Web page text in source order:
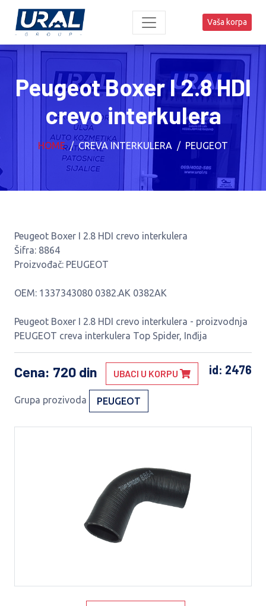
Vaša korpa
Peugeot Boxer I 2.8 HDI
crevo interkulera
HOME CREVA INTERKULERA PEUGEOT
Peugeot Boxer I 2.8 HDI crevo interkulera
Šifra: 8864
Proizvođač: PEUGEOT
OEM: 1337343080 0382.AK 0382AK
Peugeot Boxer I 2.8 HDI crevo interkulera - proizvodnja
PEUGEOT creva interkulera Top Spider, Inđija
Cena: 720 din id: 2476
UBACI U KORPU
Grupa prozivoda PEUGEOT